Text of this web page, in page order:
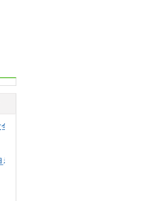
_海
福语说说